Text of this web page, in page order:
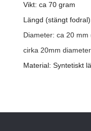
Vikt: ca 70 gram
Längd (stängt
Diameter: ca 20
cirka 20mm
Material: Syntetiskt